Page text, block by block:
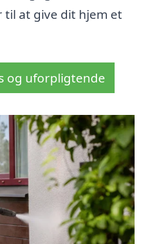
at give dit hjem et
og uforpligtende